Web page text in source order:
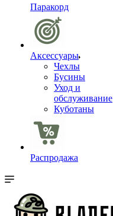
Паракорд
Аксессуары
Чехлы
Бусины
Уход и
обслуживание
Куботаны
Распродажа